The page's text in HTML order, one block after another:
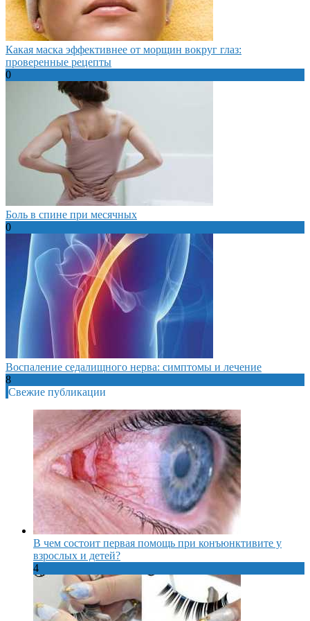
Какая маска эффективнее от морщин вокруг глаз:
проверенные рецепты
0
Боль в спине при месячных
0
Воспаление седалищного нерва: симптомы и лечение
8
Свежие публикации
В чем состоит первая помощь при конъюнктивите у
взрослых и детей?
4